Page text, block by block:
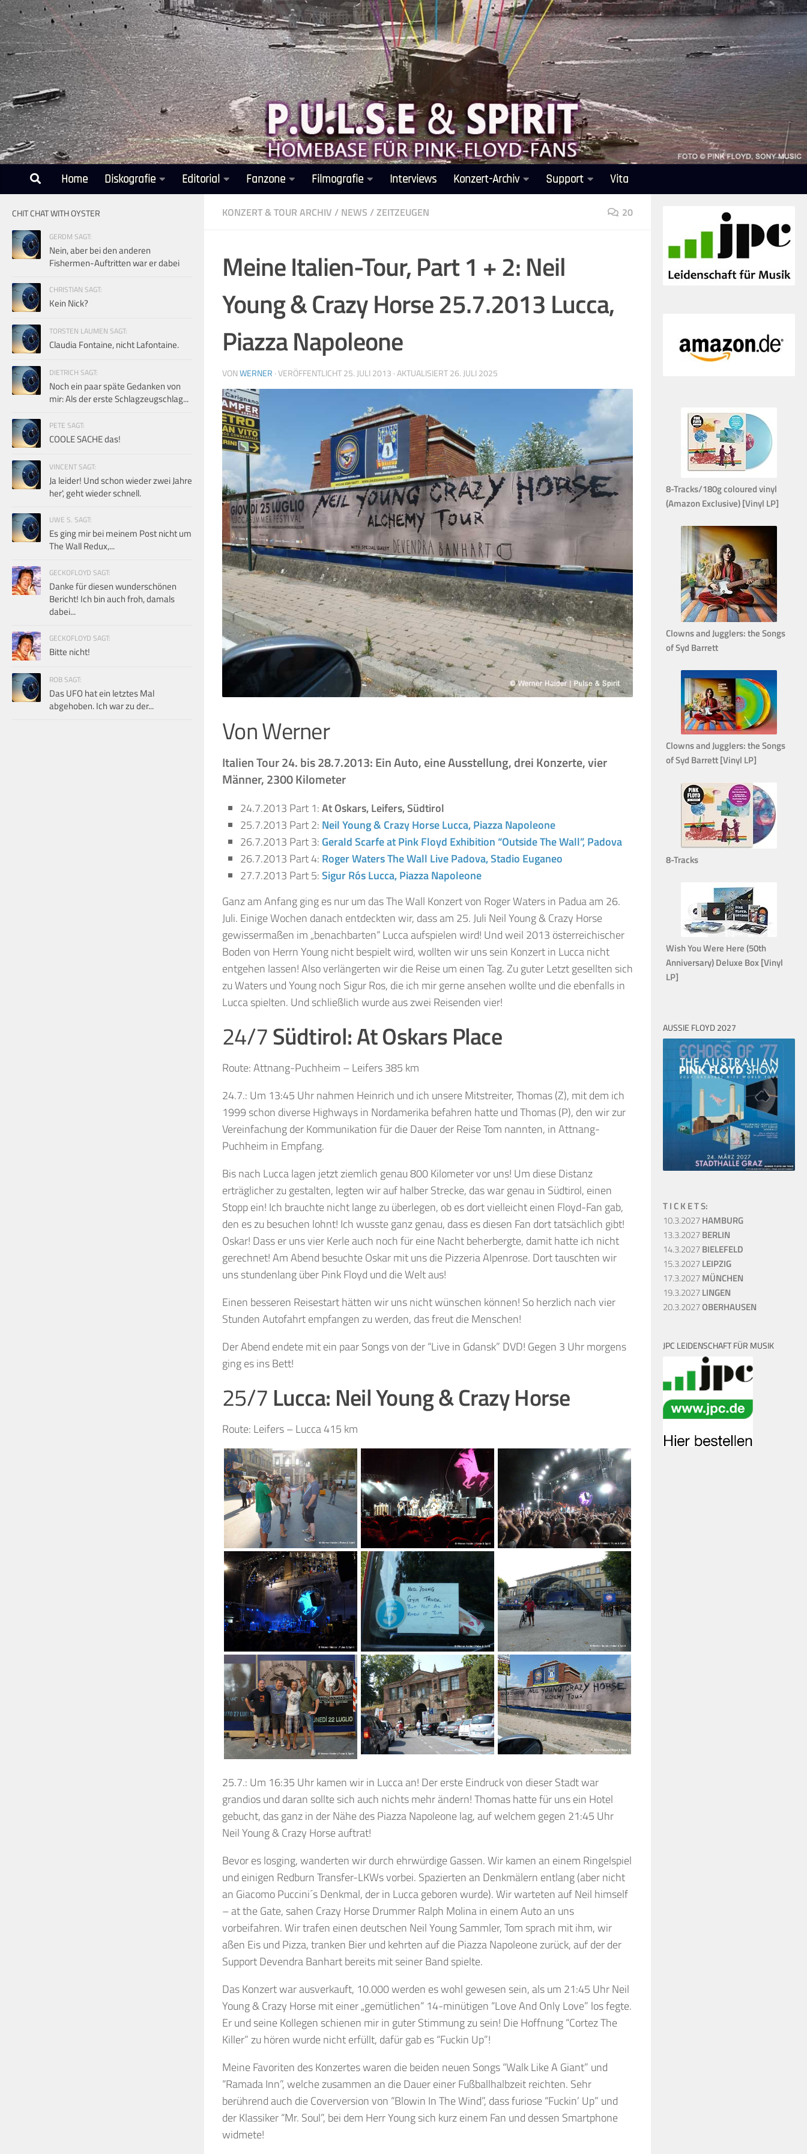
Unter dem Inhalt
Home Diskografie Editorial Fanzone Filmografie Interviews Konzert-Archiv Support Vita
KONZERT & TOUR ARCHIV / NEWS /ZEITZEUGEN 20
Meine Italien-Tour, Part 1 + 2: Neil
Young & Crazy Horse 25.7.2013 Lucca,
Piazza Napoleone
VONWERNER · VERÖFFENTLICHT25. JULI 2013 · AKTUALISIERT26. JULI 2025
Von Werner
Italien Tour 24. bis 28.7.2013:Ein Auto, eine Ausstellung, drei Konzerte, vier
Männer, 2300 Kilometer
24.7.2013 Part 1:At Oskars, Leifers, Südtirol
25.7.2013 Part 2: Neil Young & Crazy Horse Lucca, Piazza Napoleone
26.7.2013 Part 3: Gerald Scarfe at Pink Floyd Exhibition “Outside The Wall”, Padova
26.7.2013 Part 4: Roger Waters The Wall Live Padova, Stadio Euganeo
27.7.2013 Part 5:Sigur Rós Lucca, Piazza Napoleone
Ganz am Anfang ging es nur um das The Wall Konzert von Roger Waters in Padua am 26.
Juli. Einige Wochen danach entdeckten wir, dass am 25. Juli Neil Young & Crazy Horse
gewissermaßen im „benachbarten“ Lucca aufspielen wird! Und weil 2013 österreichischer
Boden von Herrn Young nicht bespielt wird, wollten wir uns sein Konzert in Lucca nicht
entgehen lassen! Also verlängerten wir die Reise um einen Tag. Zu guter Letzt gesellten sich
zu Waters und Young noch Sigur Ros, die ich mir gerne ansehen wollte und die ebenfalls in
Lucca spielten. Und schließlich wurde aus zwei Reisenden vier!
24/7Südtirol: At Oskars Place
Route: Attnang-Puchheim – Leifers 385 km
24.7.: Um 13:45 Uhr nahmen Heinrich und ich unsere Mitstreiter, Thomas (Z), mit dem ich
1999 schon diverse Highways in Nordamerika befahren hatte und Thomas (P), den wir zur
Vereinfachung der Kommunikation für die Dauer der Reise Tom nannten, in Attnang-
Puchheim in Empfang.
Bis nach Lucca lagen jetzt ziemlich genau 800 Kilometer vor uns! Um diese Distanz
erträglicher zu gestalten, legten wir auf halber Strecke, das war genau in Südtirol, einen
Stopp ein! Ich brauchte nicht lange zu überlegen, ob es dort vielleicht einen Floyd-Fan gab,
den es zu besuchen lohnt! Ich wusste ganz genau, dass es diesen Fan dort tatsächlich gibt!
Oskar! Dass er uns vier Kerle auch noch für eine Nacht beherbergte, damit hatte ich nicht
gerechnet! Am Abend besuchte Oskar mit uns die Pizzeria Alpenrose. Dort tauschten wir
uns stundenlang über Pink Floyd und die Welt aus!
Einen besseren Reisestart hätten wir uns nicht wünschen können! So herzlich nach vier
Stunden Autofahrt empfangen zu werden, das freut die Menschen!
Der Abend endete mit ein paar Songs von der “Live in Gdansk” DVD! Gegen 3 Uhr morgens
ging es ins Bett!
25/7 Lucca: Neil Young & Crazy Horse
Route: Leifers – Lucca 415 km
25.7.: Um 16:35 Uhr kamen wir in Lucca an! Der erste Eindruck von dieser Stadt war
grandios und daran sollte sich auch nichts mehr ändern! Thomas hatte für uns ein Hotel
gebucht, das ganz in der Nähe des Piazza Napoleone lag, auf welchem gegen 21:45 Uhr
Neil Young & Crazy Horse auftrat!
Bevor es losging, wanderten wir durch ehrwürdige Gassen. Wir kamen an einem Ringelspiel
und einigen Redburn Transfer-LKWs vorbei. Spazierten an Denkmälern entlang (aber nicht
an Giacomo Puccini´s Denkmal, der in Lucca geboren wurde). Wir warteten auf Neil himself
– at the Gate, sahen Crazy Horse Drummer Ralph Molina in einem Auto an uns
vorbeifahren. Wir trafen einen deutschen Neil Young Sammler, Tom sprach mit ihm, wir
aßen Eis und Pizza, tranken Bier und kehrten auf die Piazza Napoleone zurück, auf der der
Support Devendra Banhart bereits mit seiner Band spielte.
Das Konzert war ausverkauft, 10.000 werden es wohl gewesen sein, als um 21:45 Uhr Neil
Young & Crazy Horse mit einer „gemütlichen“ 14-minütigen “Love And Only Love” los fegte.
Er und seine Kollegen schienen mir in guter Stimmung zu sein! Die Hoffnung “Cortez The
Killer” zu hören wurde nicht erfüllt, dafür gab es “Fuckin Up”!
Meine Favoriten des Konzertes waren die beiden neuen Songs “Walk Like A Giant” und
“Ramada Inn”, welche zusammen an die Dauer einer Fußballhalbzeit reichten. Sehr
berührend auch die Coverversion von “Blowin In The Wind”, dass furiose “Fuckin’ Up” und
der Klassiker “Mr. Soul”, bei dem Herr Young sich kurz einem Fan und dessen Smartphone
widmete!
CHIT CHAT WITH OYSTER
GERDM SAGT:
Nein, aber bei den anderen
Fishermen-Auftritten war er dabei
CHRISTIAN SAGT:
Kein Nick?
TORSTEN LAUMEN SAGT:
Claudia Fontaine, nicht Lafontaine.
DIETRICH SAGT:
Noch ein paar späte Gedanken von
mir: Als der erste Schlagzeugschlag...
PETE SAGT:
COOLE SACHE das!
VINCENT SAGT:
Ja leider! Und schon wieder zwei Jahre
her', geht wieder schnell.
UWE S. SAGT:
Es ging mir bei meinem Post nicht um
The Wall Redux,...
GECKOFLOYD SAGT:
Danke für diesen wunderschönen
Bericht! Ich bin auch froh, damals
dabei...
GECKOFLOYD SAGT:
Bitte nicht!
ROB SAGT:
Das UFO hat ein letztes Mal
abgehoben. Ich war zu der...
8-Tracks/180g coloured vinyl
(Amazon Exclusive) [Vinyl LP]
Clowns and Jugglers: the Songs
of Syd Barrett
Clowns and Jugglers: the Songs
of Syd Barrett [Vinyl LP]
8-Tracks
Wish You Were Here (50th
Anniversary) Deluxe Box [Vinyl
LP]
AUSSIE FLOYD 2027
T I C K E T S:
10.3.2027HAMBURG
13.3.2027BERLIN
14.3.2027BIELEFELD
15.3.2027LEIPZIG
17.3.2027MÜNCHEN
19.3.2027LINGEN
20.3.2027OBERHAUSEN
JPC LEIDENSCHAFT FÜR MUSIK